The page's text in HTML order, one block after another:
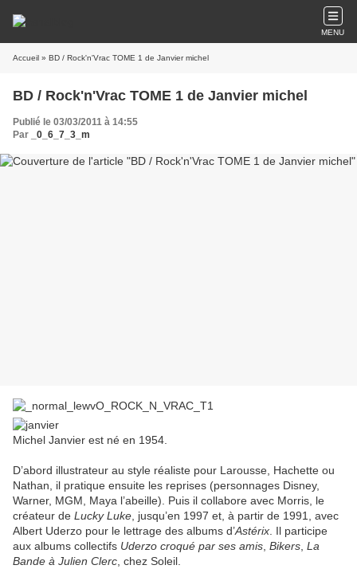
MENU
Accueil » BD / Rock'n'Vrac TOME 1 de Janvier michel
BD / Rock'n'Vrac TOME 1 de Janvier michel
Publié le 03/03/2011 à 14:55
Par
_0_6_7_3_m
Michel Janvier est né en 1954.
D’abord illustrateur au style réaliste pour Larousse, Hachette ou
Nathan, il pratique ensuite les reprises (personnages Disney,
Warner, MGM, Maya l’abeille). Puis il collabore avec Morris, le
créateur de Lucky Luke , jusqu’en 1997 et, à partir de 1991, avec
Albert Uderzo pour le lettrage des albums d’Astérix . Il participe
aux albums collectifs Uderzo croqué par ses amis Bikers La
Bande à Julien Clerc , chez Soleil.